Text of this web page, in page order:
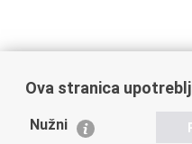
najbližu policijsku postaju
Ova stranica
Nužni